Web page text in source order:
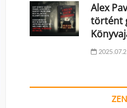
Alex
történt